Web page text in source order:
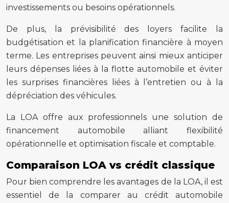
investissements ou besoins opérationnels.
De plus, la prévisibilité des loyers facilite la
budgétisation et la planification financière à moyen
terme. Les entreprises peuvent ainsi mieux anticiper
leurs dépenses liées à la flotte automobile et éviter
les surprises financières liées à l’entretien ou à la
dépréciation des véhicules.
La LOA offre aux professionnels une solution de
financement automobile alliant flexibilité
opérationnelle et optimisation fiscale et comptable.
Comparaison LOA vs crédit classique
Pour bien comprendre les avantages de la LOA, il est
essentiel de la comparer au crédit automobile